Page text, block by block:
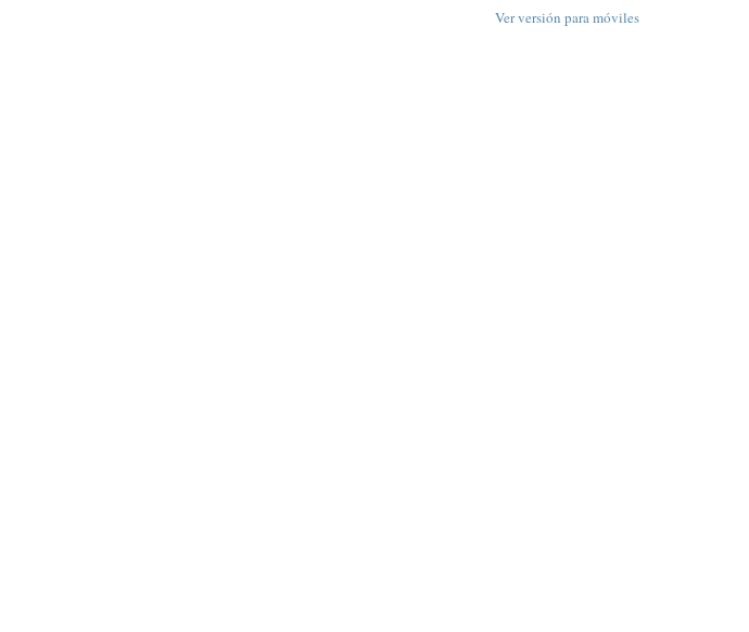
Ver versión para móviles